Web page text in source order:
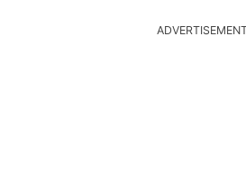
ADVERTISEMENT